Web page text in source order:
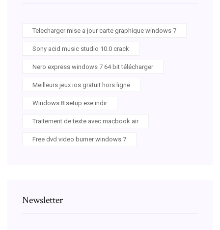
Telecharger mise a jour carte graphique windows 7
Sony acid music studio 10.0 crack
Nero express windows 7 64 bit télécharger
Meilleurs jeux ios gratuit hors ligne
Windows 8 setup.exe indir
Traitement de texte avec macbook air
Free dvd video burner windows 7
Newsletter